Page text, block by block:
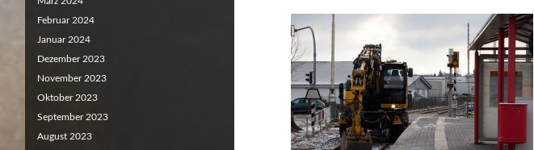
Februar 2024
Januar 2024
Dezember 2023
November 2023
Oktober 2023
September 2023
August 2023